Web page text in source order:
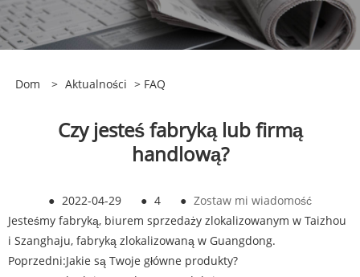
Dom > Aktualności > FAQ
Czy jesteś fabryką lub firmą
handlową?
● 2022-04-29 ● 4 ● Zostaw mi wiadomość
Jesteśmy fabryką, biurem sprzedaży zlokalizowanym w Taizhou
i Szanghaju, fabryką zlokalizowaną w Guangdong.
Poprzedni:Jakie są Twoje główne produkty?